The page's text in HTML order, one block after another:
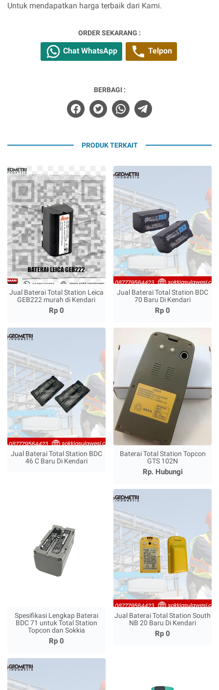
Untuk mendapatkan harga terbaik dari Kami.
ORDER SEKARANG :
Chat WhatsApp Telpon
BERBAGI :
PRODUK TERKAIT
Jual Baterai Total Station Leica
GEB222 murah di Kendari
Rp 0
Jual Baterai Total Station BDC
70 Baru Di Kendari
Rp 0
Jual Baterai Total Station BDC
46 C Baru Di Kendari
Baterai Total Station Topcon
GTS 102N
Rp. Hubungi
Spesifikasi Lengkap Baterai
BDC 71 untuk Total Station
Topcon dan Sokkia
Rp 0
Jual Baterai Total Station South
NB 20 Baru Di Kendari
Rp 0